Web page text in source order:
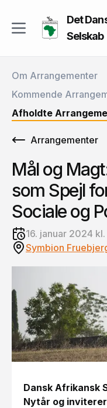
Det
Selskab
Om Arrangementer
Kommende
Afholdte
Arrangementer
Mål og
som Spejl
Sociale og
16. januar 2024 kl.
Symbion
Dansk Afrikansk
Nytår og